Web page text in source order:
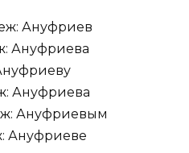
Ануфриев
Ануфриева
Ануфриева
Ануфриевым
Ануфриеве